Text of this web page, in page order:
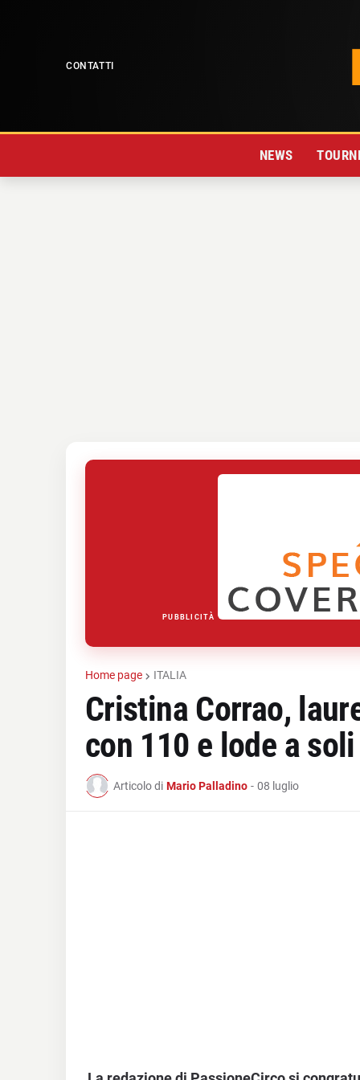
CONTATTI
NEWS
PUBBLICITÀ
Home page ITALIA
Cristina Corrao,
con 110 e lode a
Articolo di Mario Palladino - 08 luglio